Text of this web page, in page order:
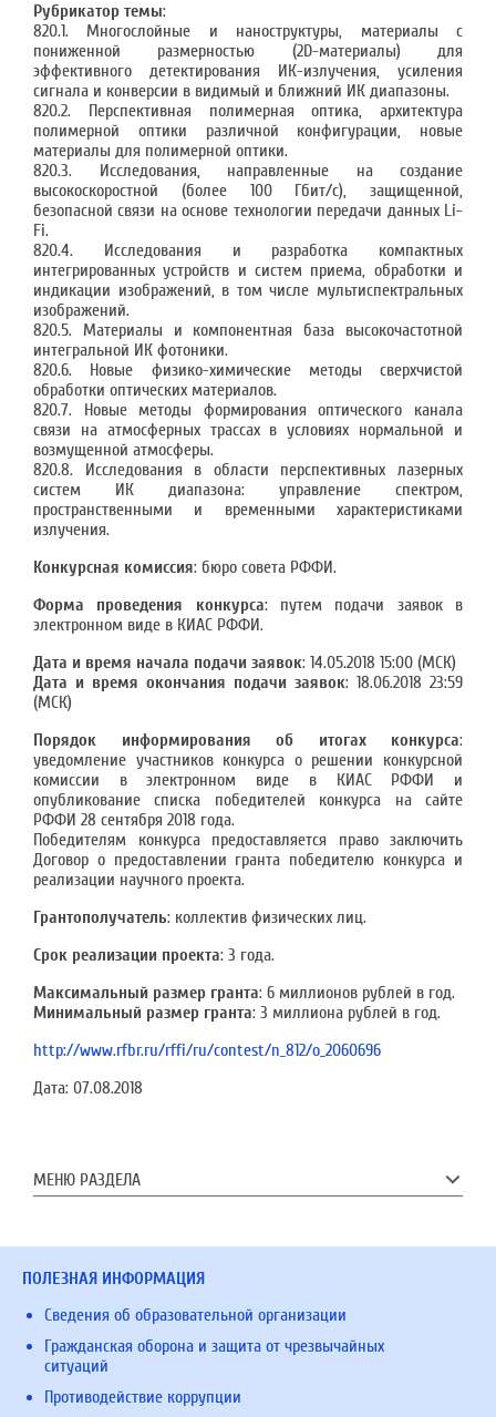
Рубрикатор темы:
820.1. Многослойные и наноструктуры, материалы с
пониженной размерностью (2D-материалы) для
эффективного детектирования ИК-излучения, усиления
сигнала и конверсии в видимый и ближний ИК диапазоны.
820.2. Перспективная полимерная оптика, архитектура
полимерной оптики различной конфигурации, новые
материалы для полимерной оптики.
820.3. Исследования, направленные на создание
высокоскоростной (более 100 Гбит/с), защищенной,
безопасной связи на основе технологии передачи данных Li-
Fi.
820.4. Исследования и разработка компактных
интегрированных устройств и систем приема, обработки и
индикации изображений, в том числе мультиспектральных
изображений.
820.5. Материалы и компонентная база высокочастотной
интегральной ИК фотоники.
820.6. Новые физико-химические методы сверхчистой
обработки оптических материалов.
820.7. Новые методы формирования оптического канала
связи на атмосферных трассах в условиях нормальной и
возмущенной атмосферы.
820.8. Исследования в области перспективных лазерных
систем ИК диапазона: управление спектром,
пространственными и временными характеристиками
излучения.
Конкурсная комиссия: бюро совета РФФИ.
Форма проведения конкурса: путем подачи заявок в
электронном виде в КИАС РФФИ.
Дата и время начала подачи заявок: 14.05.2018 15:00 (МСК)
Дата и время окончания подачи заявок: 18.06.2018 23:59
(МСК)
Порядок информирования об итогах конкурса:
уведомление участников конкурса о решении конкурсной
комиссии в электронном виде в КИАС РФФИ и
опубликование списка победителей конкурса на сайте
РФФИ 28 сентября 2018 года.
Победителям конкурса предоставляется право заключить
Договор о предоставлении гранта победителю конкурса и
реализации научного проекта.
Грантополучатель: коллектив физических лиц.
Срок реализации проекта: 3 года.
Максимальный размер гранта: 6 миллионов рублей в год.
Минимальный размер гранта: 3 миллиона рублей в год.
http://www.rfbr.ru/rffi/ru/contest/n_812/o_2060696
Дата: 07.08.2018
МЕНЮ РАЗДЕЛА
ПОЛЕЗНАЯ ИНФОРМАЦИЯ
Сведения об образовательной организации
Гражданская оборона и защита от чрезвычайных
ситуаций
Противодействие коррупции